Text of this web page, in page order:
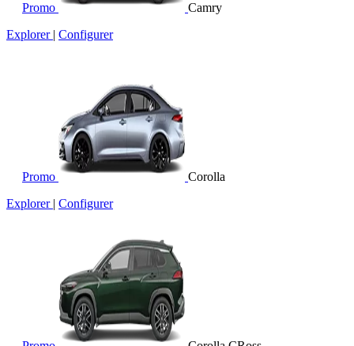
Promo
Camry
Explorer | Configurer
Promo
Corolla
Explorer | Configurer